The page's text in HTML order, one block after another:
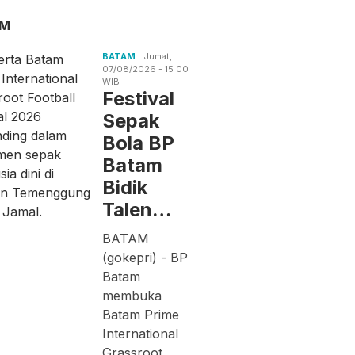
BATAM
Jumat,
07/08/2026 - 15:00
WIB
Festival
Sepak
Bola BP
Batam
Bidik
Talen…
BATAM
(gokepri) - BP
Batam
membuka
Batam Prime
International